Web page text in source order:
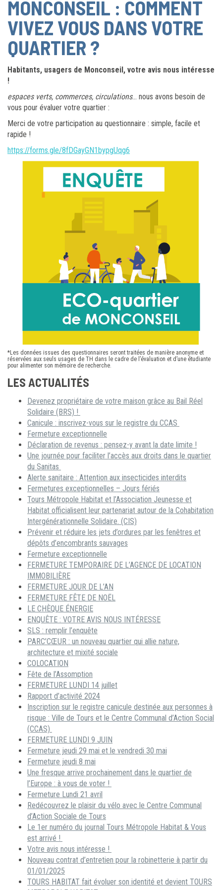
MONCONSEIL : COMMENT
VIVEZ VOUS DANS VOTRE
QUARTIER ?
Habitants, usagers de Monconseil, votre avis nous intéresse
!
espaces verts, commerces, circulations… nous avons besoin de
vous pour évaluer votre quartier :
Merci de votre participation au questionnaire : simple, facile et
rapide !
https://forms.gle/8fDGayGN1bypgUqg6
*Les données issues des questionnaires seront traitées de manière anonyme et
réservées aux seuls usages de TH dans le cadre de l’évaluation et d’une étudiante
pour alimenter son mémoire de recherche.
LES ACTUALITÉS
Devenez propriétaire de votre maison grâce au Bail Réel
Solidaire (BRS) !
Canicule : inscrivez-vous sur le registre du CCAS
Fermeture exceptionnelle
Déclaration de revenus : pensez-y avant la date limite !
Une journée pour faciliter l’accès aux droits dans le quartier
du Sanitas
Alerte sanitaire : Attention aux insecticides interdits
Fermetures exceptionnelles – Jours fériés
Tours Métropole Habitat et l’Association Jeunesse et
Habitat officialisent leur partenariat autour de la Cohabitation
Intergénérationnelle Solidaire. (CIS)
Prévenir et réduire les jets d’ordures par les fenêtres et
dépôts d’encombrants sauvages
Fermeture exceptionnelle
FERMETURE TEMPORAIRE DE L’AGENCE DE LOCATION
IMMOBILIÈRE
FERMETURE JOUR DE L’AN
FERMETURE FÊTE DE NOËL
LE CHÈQUE ÉNERGIE
ENQUÊTE : VOTRE AVIS NOUS INTÉRESSE
SLS : remplir l’enquête
PARC’CŒUR : un nouveau quartier qui allie nature,
architecture et mixité sociale
COLOCATION
Fête de l’Assomption
FERMETURE LUNDI 14 juillet
Rapport d’activité 2024
Inscription sur le registre canicule destinée aux personnes à
risque : Ville de Tours et le Centre Communal d’Action Social
(CCAS)
FERMETURE LUNDI 9 JUIN
Fermeture jeudi 29 mai et le vendredi 30 mai
Fermeture jeudi 8 mai
Une fresque arrive prochainement dans le quartier de
l’Europe : à vous de voter !
Fermeture Lundi 21 avril
Redécouvrez le plaisir du vélo avec le Centre Communal
d’Action Sociale de Tours
Le 1er numéro du journal Tours Métropole Habitat & Vous
est arrivé !
Votre avis nous intéresse !
Nouveau contrat d’entretien pour la robinetterie à partir du
01/01/2025
TOURS HABITAT fait évoluer son identité et devient TOURS